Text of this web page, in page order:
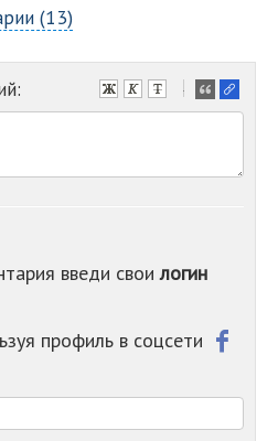
(13)
-
-
-
-
-
введи своилогин
профиль в соцсети